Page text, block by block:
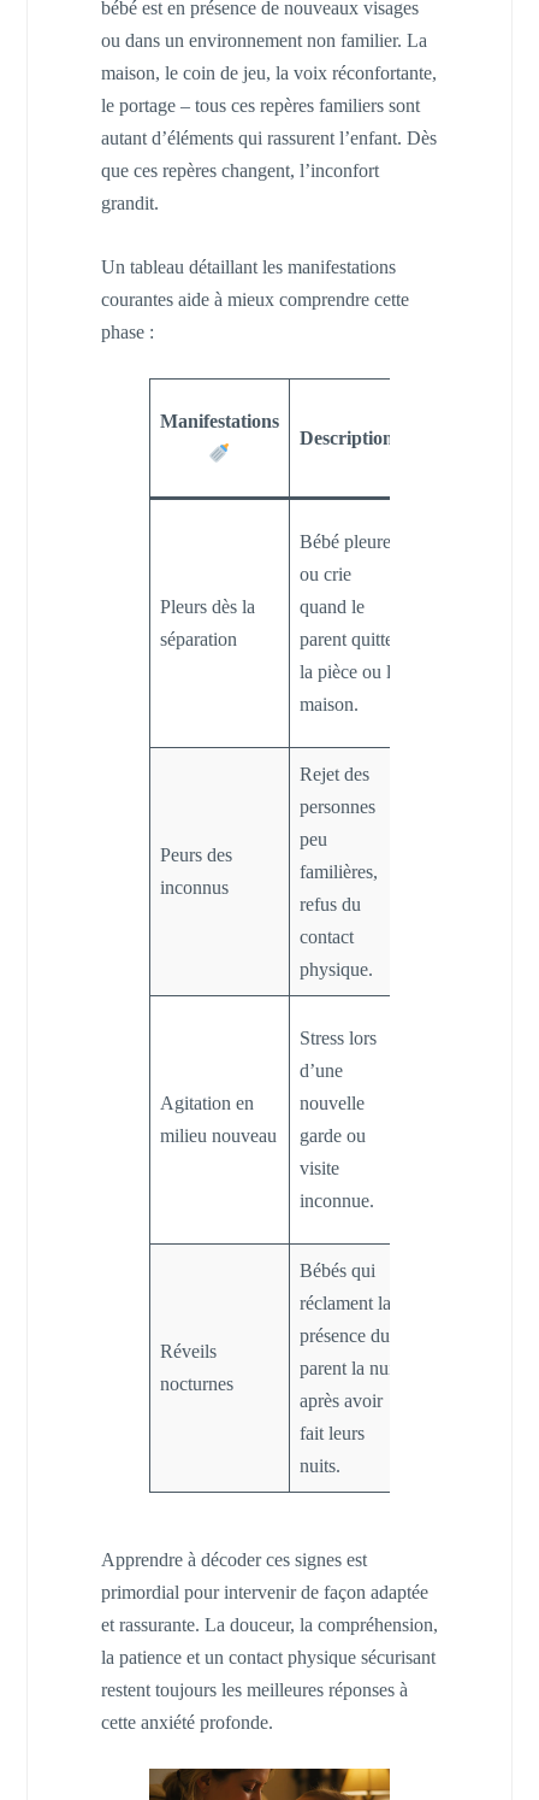
bébé est en présence de nouveaux visages
ou dans un environnement non familier. La
maison, le coin de jeu, la voix réconfortante,
le portage – tous ces repères familiers sont
autant d’éléments qui rassurent l’enfant. Dès
que ces repères changent, l’inconfort
grandit.
Un tableau détaillant les manifestations
courantes aide à mieux comprendre cette
phase :
Manifestations
Descriptions
Pleurs dès la
séparation
Bébé pleure
ou crie
quand le
parent quitte
la pièce ou la
maison.
Peurs des
inconnus
Rejet des
personnes
peu
familières,
refus du
contact
physique.
Agitation en
milieu nouveau
Stress lors
d’une
nouvelle
garde ou
visite
inconnue.
Réveils
nocturnes
Bébés qui
réclament la
présence du
parent la nuit
après avoir
fait leurs
nuits.
Apprendre à décoder ces signes est
primordial pour intervenir de façon adaptée
et rassurante. La douceur, la compréhension,
la patience et un contact physique sécurisant
restent toujours les meilleures réponses à
cette anxiété profonde.